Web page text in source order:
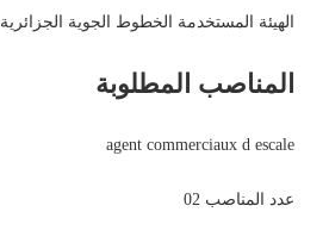
الهيئة المستخدمة الخطوط الجوية الجزائرية AIR ALGERIE
المناصب المطلوبة
agent commerciaux d escale
عدد المناصب 02